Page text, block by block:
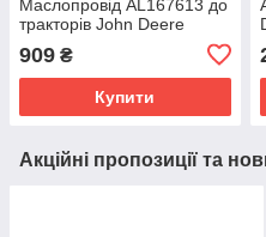
Маслопровід AL167613 до
тракторів John Deere
6330, 6420, 6330
(унікальний
909 ₴
Купити
Акційні пропозиції та